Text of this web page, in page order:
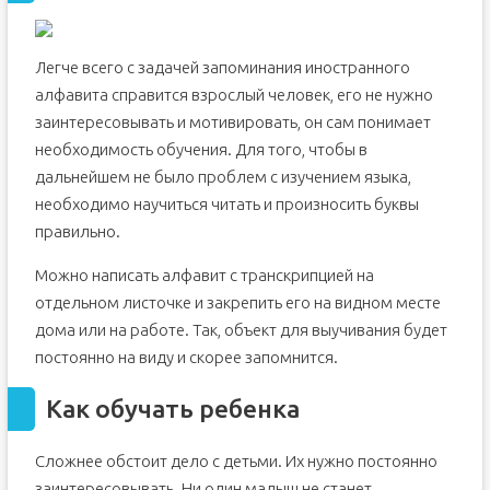
Легче всего с задачей запоминания иностранного
алфавита справится взрослый человек, его не нужно
заинтересовывать и мотивировать, он сам понимает
необходимость обучения. Для того, чтобы в
дальнейшем не было проблем с изучением языка,
необходимо научиться читать и произносить буквы
правильно.
Можно написать алфавит с транскрипцией на
отдельном листочке и закрепить его на видном месте
дома или на работе. Так, объект для выучивания будет
постоянно на виду и скорее запомнится.
Как обучать ребенка
Сложнее обстоит дело с детьми. Их нужно постоянно